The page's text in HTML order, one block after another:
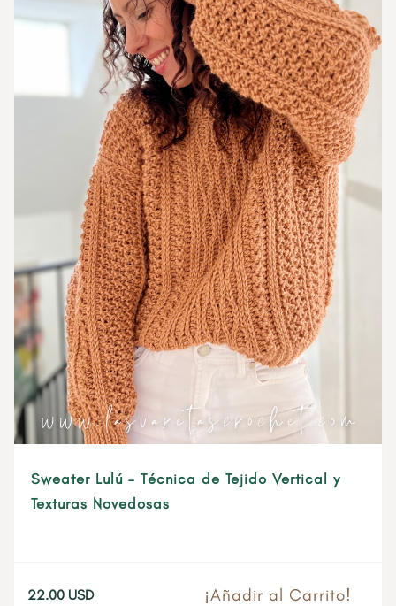
Sweater Lulú – Técnica de Tejido Vertical y
Texturas Novedosas
22.00 USD ¡Añadir al Carrito!